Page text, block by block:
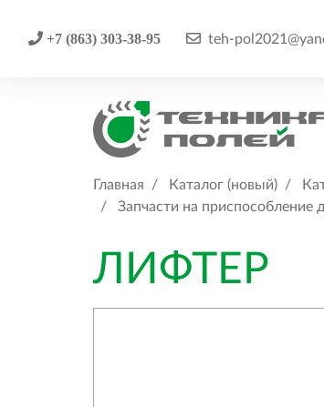
+7 (863) 303-38-95 teh-
Главная Каталог (новый)
Запчасти на
ЛИФТЕР